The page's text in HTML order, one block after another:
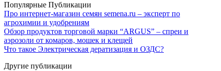
Популярные Публикации
Про интернет-магазин семян semena.ru – эксперт по
агрохимии и удобрениям
Обзор продуктов торговой марки “ARGUS” – спреи и
аэрозоли от комаров, мошек и клещей
Что такое Электрическая дератизация и ОЗДС?
Другие публикации